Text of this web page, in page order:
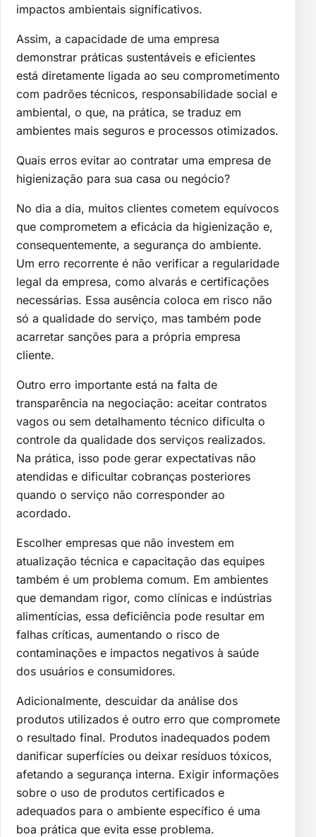
impactos ambientais significativos.
Assim, a capacidade de uma empresa
demonstrar práticas sustentáveis e eficientes
está diretamente ligada ao seu comprometimento
com padrões técnicos, responsabilidade social e
ambiental, o que, na prática, se traduz em
ambientes mais seguros e processos otimizados.
Quais erros evitar ao contratar uma empresa de
higienização para sua casa ou negócio?
No dia a dia, muitos clientes cometem equívocos
que comprometem a eficácia da higienização e,
consequentemente, a segurança do ambiente.
Um erro recorrente é não verificar a regularidade
legal da empresa, como alvarás e certificações
necessárias. Essa ausência coloca em risco não
só a qualidade do serviço, mas também pode
acarretar sanções para a própria empresa
cliente.
Outro erro importante está na falta de
transparência na negociação: aceitar contratos
vagos ou sem detalhamento técnico dificulta o
controle da qualidade dos serviços realizados.
Na prática, isso pode gerar expectativas não
atendidas e dificultar cobranças posteriores
quando o serviço não corresponder ao
acordado.
Escolher empresas que não investem em
atualização técnica e capacitação das equipes
também é um problema comum. Em ambientes
que demandam rigor, como clínicas e indústrias
alimentícias, essa deficiência pode resultar em
falhas críticas, aumentando o risco de
contaminações e impactos negativos à saúde
dos usuários e consumidores.
Adicionalmente, descuidar da análise dos
produtos utilizados é outro erro que compromete
o resultado final. Produtos inadequados podem
danificar superfícies ou deixar resíduos tóxicos,
afetando a segurança interna. Exigir informações
sobre o uso de produtos certificados e
adequados para o ambiente específico é uma
boa prática que evita esse problema.